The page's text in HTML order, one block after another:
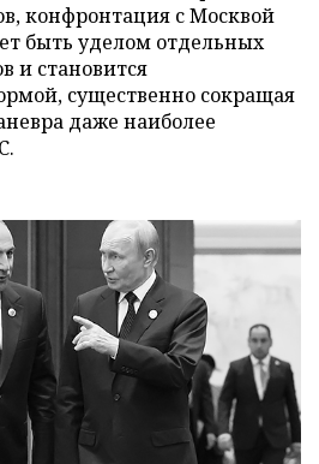
конфронтация с Москвой
быть уделом отдельных
и становится
существенно сокращая
даже наиболее